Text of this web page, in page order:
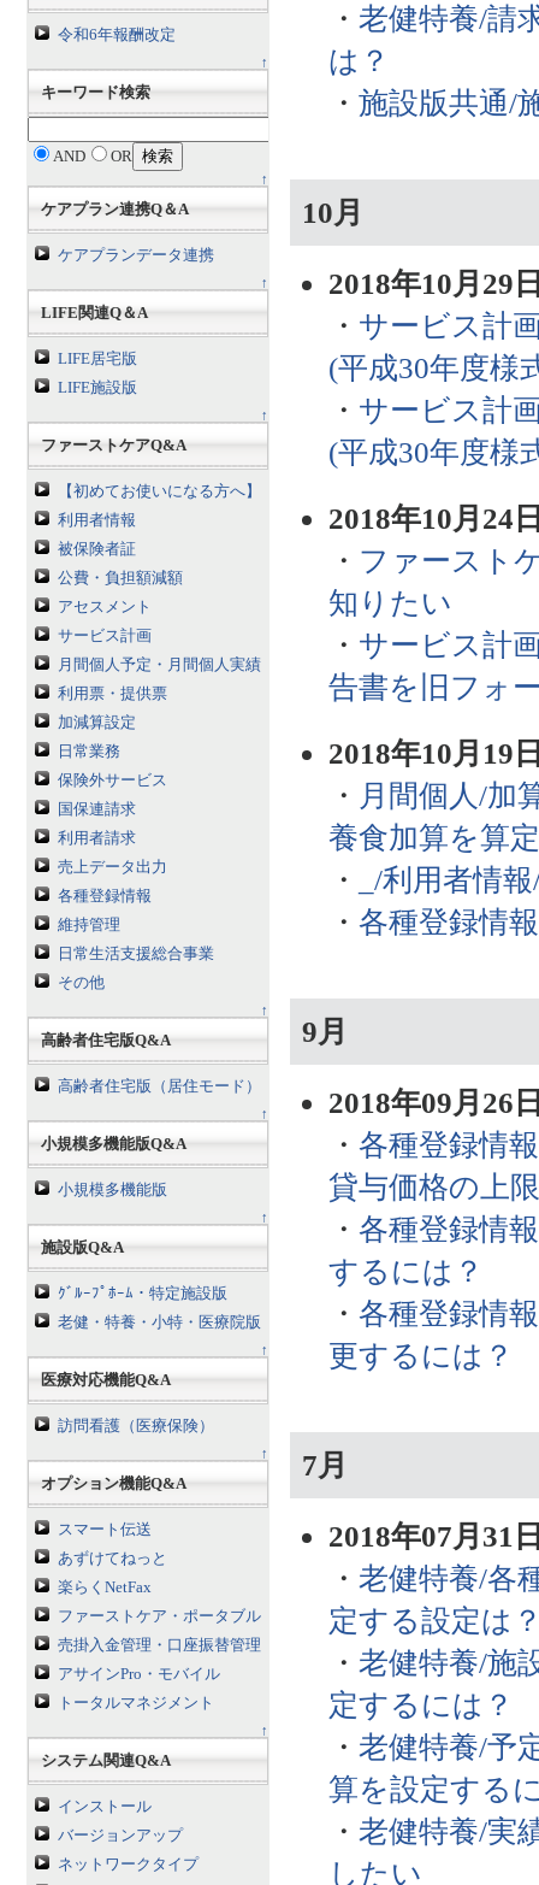
令和6年報酬改定
↑
キーワード検索
AND OR
↑
ケアプラン連携Q＆A
ケアプランデータ連携
↑
LIFE関連Q＆A
LIFE居宅版
LIFE施設版
↑
ファーストケアQ&A
【初めてお使いになる方へ】
利用者情報
被保険者証
公費・負担額減額
アセスメント
サービス計画
月間個人予定・月間個人実績
利用票・提供票
加減算設定
日常業務
保険外サービス
国保連請求
利用者請求
売上データ出力
各種登録情報
維持管理
日常生活支援総合事業
その他
↑
高齢者住宅版Q&A
高齢者住宅版（居住モード）
↑
小規模多機能版Q&A
小規模多機能版
↑
施設版Q&A
ｸﾞﾙｰﾌﾟﾎｰﾑ・特定施設版
老健・特養・小特・医療院版
↑
医療対応機能Q&A
訪問看護（医療保険）
↑
オプション機能Q&A
スマート伝送
あずけてねっと
楽らくNetFax
ファーストケア・ポータブル
売掛入金管理・口座振替管理
アサインPro・モバイル
トータルマネジメント
↑
システム関連Q&A
インストール
バージョンアップ
ネットワークタイプ
・ 老健特養/請
は？
・ 施設版共通/
10月
2018年10月29
・ サービス計
(平成30年度様
・ サービス計
(平成30年度様
2018年10月24
・ ファースト
知りたい
・ サービス計
告書を旧フォ
2018年10月19
・ 月間個人/加
養食加算を算
・
_/利用者情
・ 各種登録情
9月
2018年09月26
・ 各種登録情
貸与価格の上
・ 各種登録情
するには？
・ 各種登録情
更するには？
7月
2018年07月31
・ 老健特養/各
定する設定は
・ 老健特養/施
定するには？
・ 老健特養/予
算を設定する
・ 老健特養/実
したい